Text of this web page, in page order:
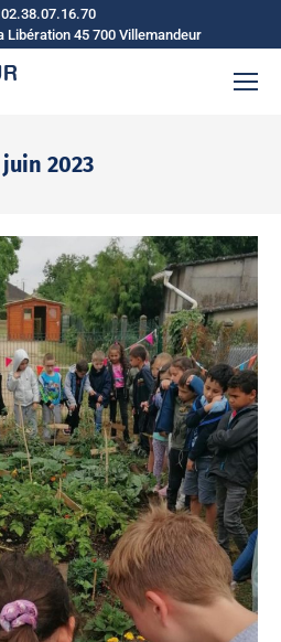
02.38.07.16.70
Libération 45 700 Villemandeur
juin 2023